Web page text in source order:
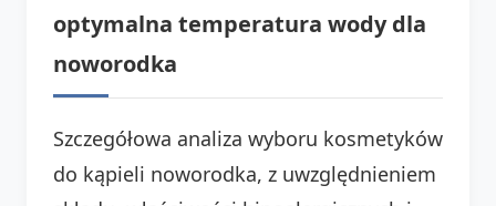
optymalna temperatura wody dla
noworodka
Szczegółowa analiza wyboru kosmetyków
do kąpieli noworodka, z uwzględnieniem